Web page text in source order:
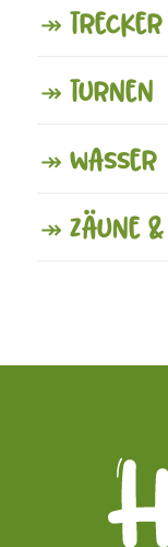
↠ Trecker
↠ Turnen
↠ Wasser
↠ Zäune